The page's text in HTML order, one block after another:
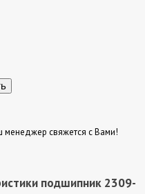
менеджер свяжется с Вами!
подшипник 2309-